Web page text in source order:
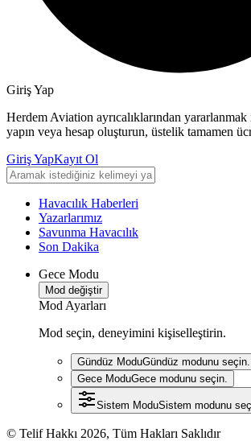
Giriş Yap
Herdem Aviation ayrıcalıklarından
yapın veya hesap oluşturun, üstelik tamamen
Giriş YapKayıt Ol
Havacılık Haberleri
Yazarlarımız
Savunma Havacılık
Son Dakika
Gece Modu
Mod değiştir
Mod Ayarları
Mod seçin, deneyimini kişiselleştirin.
Gündüz ModuGündüz modunu seçin.
Gece ModuGece modunu seçin.
Sistem ModuSistem modunu
© Telif Hakkı 2026, Tüm Hakları Saklıdır